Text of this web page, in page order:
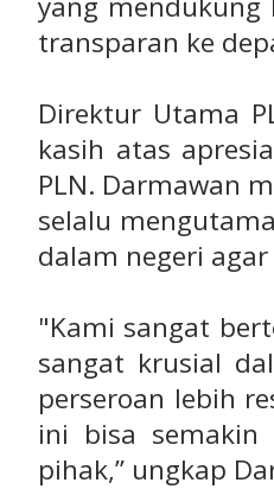
transparan ke
Direktur Utama
kasih atas
PLN. Darmawan
selalu
dalam negeri
"Kami sangat
sangat krusial
perseroan lebih
ini bisa
pihak,” ungkap